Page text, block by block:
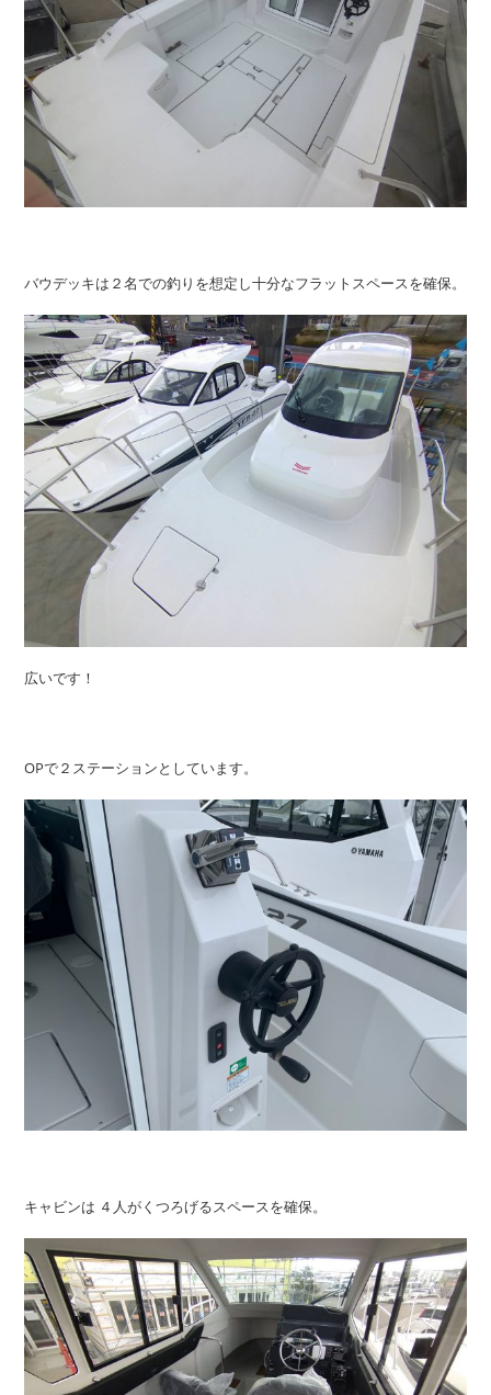
バウデッキは２名での釣りを想定し十分なフラットスペースを確保。
広いです！
OPで２ステーションとしています。
キャビンは ４人がくつろげるスペースを確保。